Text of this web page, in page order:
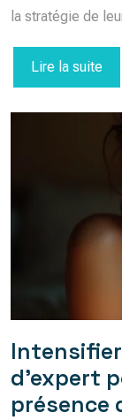
la stratégie de
Lire la suite
d’expert
présence